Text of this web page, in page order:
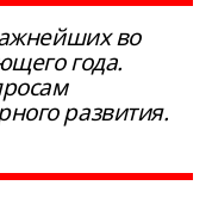
во
года.
развития.